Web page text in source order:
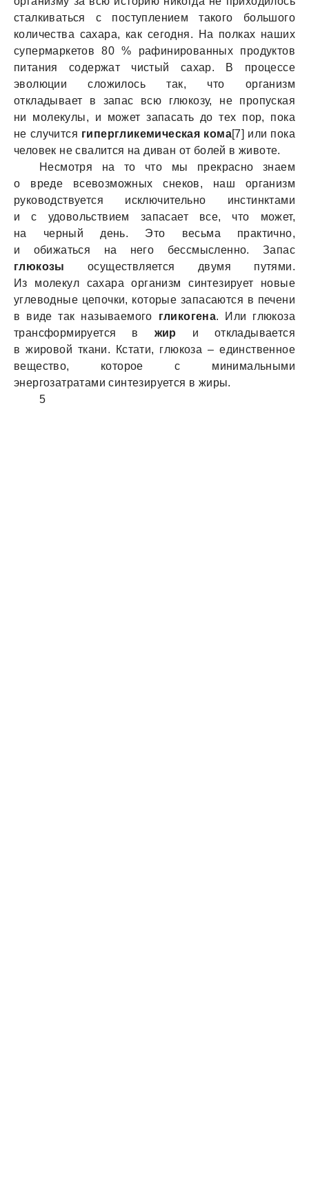
сталкиваться с поступлением такого большого
количества сахара, как сегодня. На полках наших
супермаркетов 80 % рафинированных продуктов
питания содержат чистый сахар. В процессе
эволюции сложилось так, что организм
откладывает в запас всю глюкозу, не пропуская
ни молекулы, и может запасать до тех пор, пока
не случится гипергликемическая кома[7] или пока
человек не свалится на диван от болей в животе.
Несмотря на то что мы прекрасно знаем
о вреде всевозможных снеков, наш организм
руководствуется исключительно инстинктами
и с удовольствием запасает все, что может,
на черный день. Это весьма практично,
и обижаться на него бессмысленно. Запас
глюкозы
осуществляется двумя путями.
Из молекул сахара организм синтезирует новые
углеводные цепочки, которые запасаются в печени
в виде так называемого гликогена. Или глюкоза
трансформируется в жир
и откладывается
в жировой ткани. Кстати, глюкоза – единственное
вещество, которое с минимальными
энергозатратами синтезируется в жиры.
5